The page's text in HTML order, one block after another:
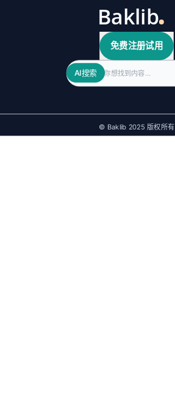
免费注册试用
Search
AI搜索
© Baklib 2025 版权所有